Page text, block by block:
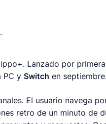
. Lanzado por
PC ySwitch en
El usuario navega
retro de un minuto de